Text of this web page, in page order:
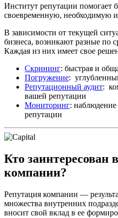
Институт репутации помогает
своевременную, необходимую
В зависимости от текущей
бизнеса, возникают разные по
Каждая из них имеет свое
Скрининг: быстрая и
Погружение:
Репутационный аудит:
вашей репутации
Мониторинг:
репутации
Кто заинтересован
компании?
Репутация компании —
множества внутренних
вносит свой вклад в ее